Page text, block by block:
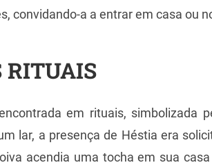
convidando-a a entrar em casa ou
RITUAIS
em rituais, simbolizada
lar, a presença de Héstia era
acendia uma tocha em sua